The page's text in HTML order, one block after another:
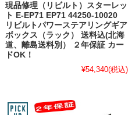
現品修理（リビルト）スターレッ
ト E-EP71 EP71 44250-10020
リビルトパワーステアリングギア
ボックス（ラック） 送料込(北海
道、離島送料別） ２年保証 カー
ドOK！
¥54,340(税込)